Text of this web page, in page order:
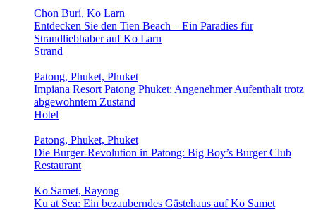
Chon Buri, Ko Larn
Entdecken Sie den Tien Beach – Ein Paradies für
Strandliebhaber auf Ko Larn
Strand
Patong, Phuket, Phuket
Impiana Resort Patong Phuket: Angenehmer Aufenthalt trotz
abgewohntem Zustand
Hotel
Patong, Phuket, Phuket
Die Burger-Revolution in Patong: Big Boy’s Burger Club
Restaurant
Ko Samet, Rayong
Ku at Sea: Ein bezauberndes Gästehaus auf Ko Samet